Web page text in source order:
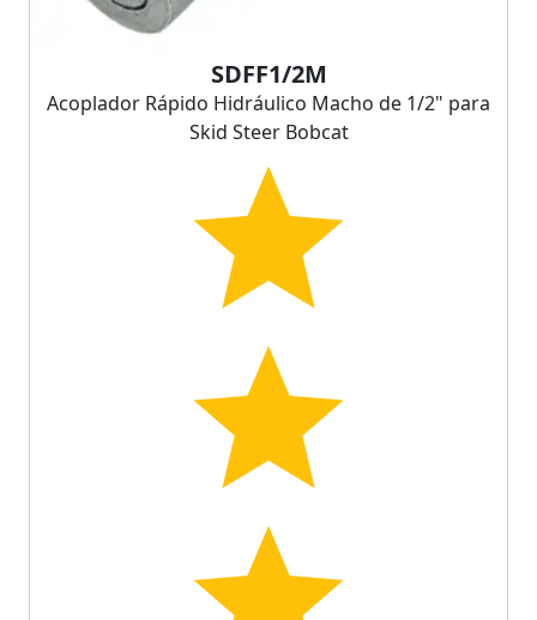
SDFF1/2M
Acoplador Rápido Hidráulico Macho de 1/2" para
Skid Steer Bobcat